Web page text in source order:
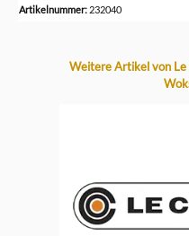
Artikelnummer: 232040
Produktgalerie überspringen
Weitere Artikel von Le